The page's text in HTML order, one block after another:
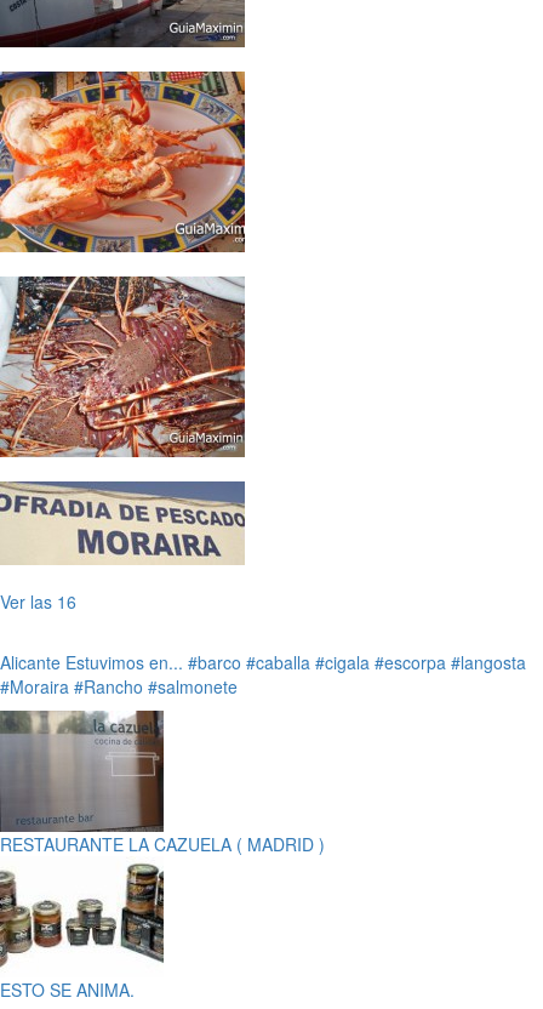
Ver las 16
Alicante Estuvimos en... #barco #caballa #cigala #escorpa #langosta
#Moraira #Rancho #salmonete
RESTAURANTE LA CAZUELA ( MADRID )
ESTO SE ANIMA.